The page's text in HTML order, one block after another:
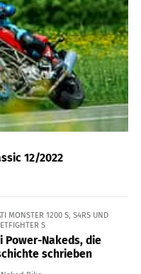
12/2022
MONSTER 1200 S, S4RS UND
S
Power-Nakeds, die
schrieben